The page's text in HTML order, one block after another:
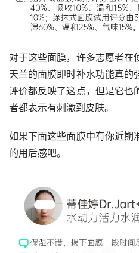
对于这些面膜，许多志愿者在
天兰的面膜即时补水功能真的
评价都反映了这点，但是它也
者都表示有刺激到皮肤。
如果下面这些面膜中有你近期
的用后感吧。